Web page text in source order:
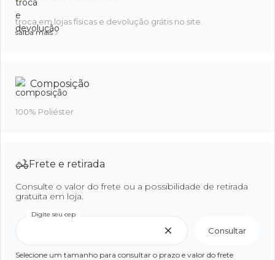
troca em lojas físicas e devolução grátis no site.
saiba mais
Composição
100% Poliéster
Frete e retirada
Consulte o valor do frete ou a possibilidade de retirada
gratuita em loja.
Digite seu cep
Consultar
Selecione um tamanho para consultar o prazo e valor do frete